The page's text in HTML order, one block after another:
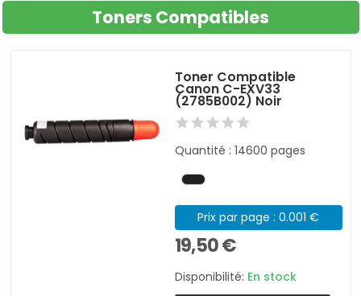
Toners Compatibles
Toner Compatible
Canon C-EXV33
(2785B002) Noir
Quantité : 14600 pages
Prix par page : 0.001 €
19,50 €
Disponibilité: En stock